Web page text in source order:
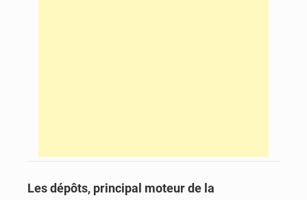
Les dépôts, principal moteur de la